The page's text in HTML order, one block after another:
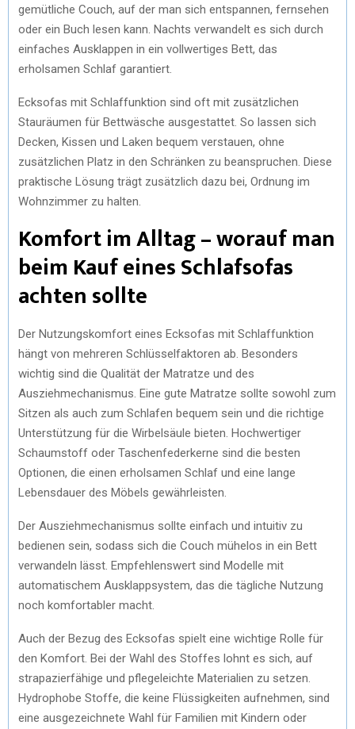
gemütliche Couch, auf der man sich entspannen, fernsehen
oder ein Buch lesen kann. Nachts verwandelt es sich durch
einfaches Ausklappen in ein vollwertiges Bett, das
erholsamen Schlaf garantiert.
Ecksofas mit Schlaffunktion sind oft mit zusätzlichen
Stauräumen für Bettwäsche ausgestattet. So lassen sich
Decken, Kissen und Laken bequem verstauen, ohne
zusätzlichen Platz in den Schränken zu beanspruchen. Diese
praktische Lösung trägt zusätzlich dazu bei, Ordnung im
Wohnzimmer zu halten.
Komfort im Alltag – worauf man
beim Kauf eines Schlafsofas
achten sollte
Der Nutzungskomfort eines Ecksofas mit Schlaffunktion
hängt von mehreren Schlüsselfaktoren ab. Besonders
wichtig sind die Qualität der Matratze und des
Ausziehmechanismus. Eine gute Matratze sollte sowohl zum
Sitzen als auch zum Schlafen bequem sein und die richtige
Unterstützung für die Wirbelsäule bieten. Hochwertiger
Schaumstoff oder Taschenfederkerne sind die besten
Optionen, die einen erholsamen Schlaf und eine lange
Lebensdauer des Möbels gewährleisten.
Der Ausziehmechanismus sollte einfach und intuitiv zu
bedienen sein, sodass sich die Couch mühelos in ein Bett
verwandeln lässt. Empfehlenswert sind Modelle mit
automatischem Ausklappsystem, das die tägliche Nutzung
noch komfortabler macht.
Auch der Bezug des Ecksofas spielt eine wichtige Rolle für
den Komfort. Bei der Wahl des Stoffes lohnt es sich, auf
strapazierfähige und pflegeleichte Materialien zu setzen.
Hydrophobe Stoffe, die keine Flüssigkeiten aufnehmen, sind
eine ausgezeichnete Wahl für Familien mit Kindern oder